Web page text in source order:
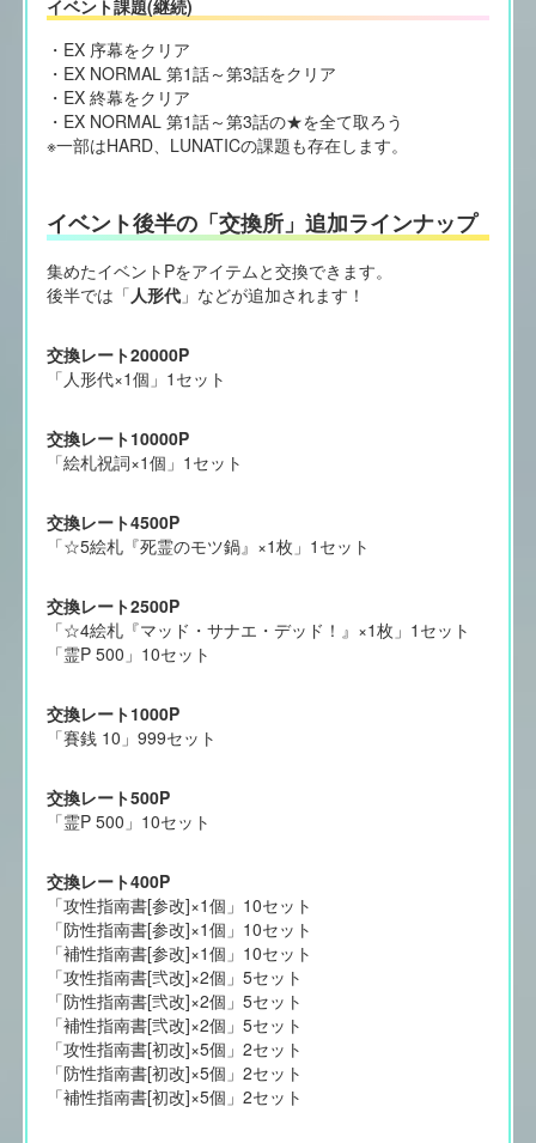
イベント課題(継続)
・EX 序幕をクリア
・EX NORMAL 第1話～第3話をクリア
・EX 終幕をクリア
・EX NORMAL 第1話～第3話の★を全て取ろう
※一部はHARD、LUNATICの課題も存在します。
イベント後半の「交換所」追加ラインナップ
集めたイベントPをアイテムと交換できます。
後半では「人形代」などが追加されます！
交換レート20000P
「人形代×1個」1セット
交換レート10000P
「絵札祝詞×1個」1セット
交換レート4500P
「☆5絵札『死霊のモツ鍋』×1枚」1セット
交換レート2500P
「☆4絵札『マッド・サナエ・デッド！』×1枚」1セット
「霊P 500」10セット
交換レート1000P
「賽銭 10」999セット
交換レート500P
「霊P 500」10セット
交換レート400P
「攻性指南書[参改]×1個」10セット
「防性指南書[参改]×1個」10セット
「補性指南書[参改]×1個」10セット
「攻性指南書[弐改]×2個」5セット
「防性指南書[弐改]×2個」5セット
「補性指南書[弐改]×2個」5セット
「攻性指南書[初改]×5個」2セット
「防性指南書[初改]×5個」2セット
「補性指南書[初改]×5個」2セット